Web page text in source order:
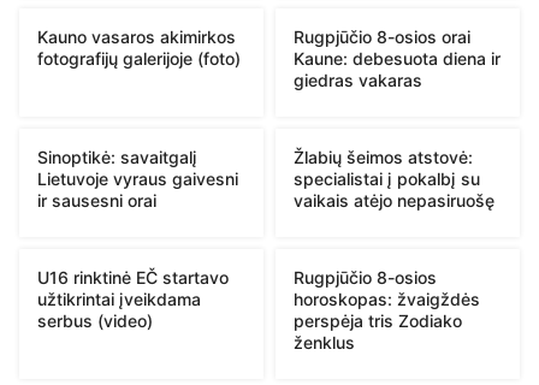
Kauno vasaros akimirkos
fotografijų galerijoje (foto)
Rugpjūčio 8-osios orai
Kaune: debesuota diena ir
giedras vakaras
Sinoptikė: savaitgalį
Lietuvoje vyraus gaivesni
ir sausesni orai
Žlabių šeimos atstovė:
specialistai į pokalbį su
vaikais atėjo nepasiruošę
U16 rinktinė EČ startavo
užtikrintai įveikdama
serbus (video)
Rugpjūčio 8-osios
horoskopas: žvaigždės
perspėja tris Zodiako
ženklus